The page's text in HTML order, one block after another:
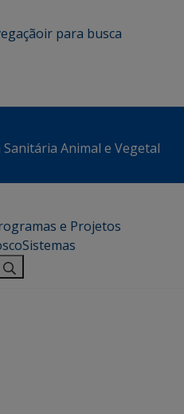
ir para busca
Animal e Vegetal
e Projetos
Sistemas